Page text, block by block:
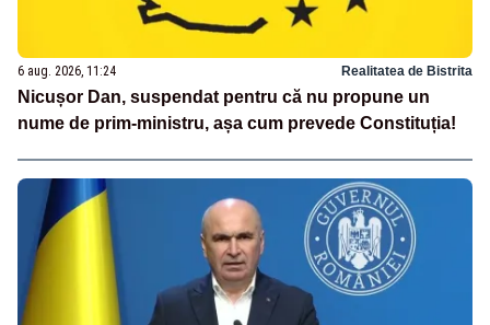
6 aug. 2026, 11:24 Realitatea de Bistrita
Nicușor Dan, suspendat pentru că nu propune un
nume de prim-ministru, așa cum prevede Constituția!